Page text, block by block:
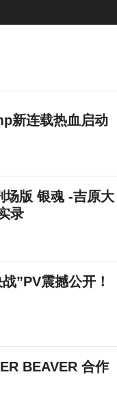
新连载热血启动
场版 银魂 -吉原大
录
”PV震撼公开！
BEAVER 合作